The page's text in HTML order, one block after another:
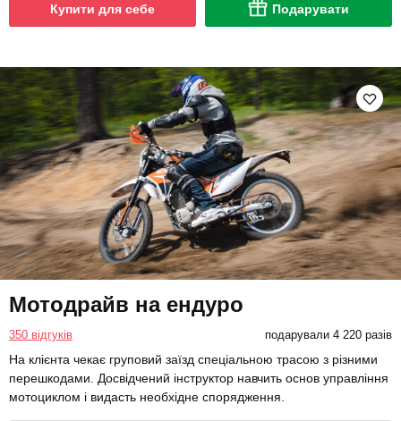
Купити для себе Подарувати
Мотодрайв на ендуро
350 відгуків подарували 4 220 разів
На клієнта чекає груповий заїзд спеціальною трасою з різними
перешкодами. Досвідчений інструктор навчить основ управління
мотоциклом і видасть необхідне спорядження.